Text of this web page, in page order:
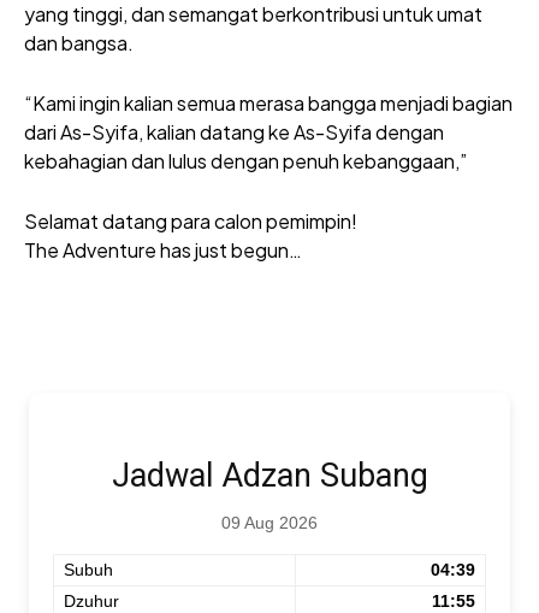
yang tinggi, dan semangat berkontribusi untuk umat
dan bangsa.
“Kami ingin kalian semua merasa bangga menjadi bagian
dari As-Syifa, kalian datang ke As-Syifa dengan
kebahagian dan lulus dengan penuh kebanggaan,”
Selamat datang para calon pemimpin!
The Adventure has just begun…
Jadwal Adzan Subang
09 Aug 2026
Subuh
04:39
Dzuhur
11:55